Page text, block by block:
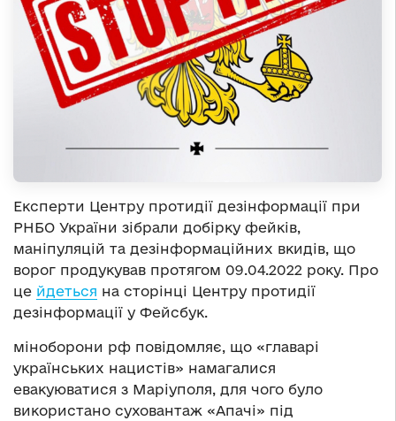
Експерти Центру протидії дезінформації при
РНБО України зібрали добірку фейків,
маніпуляцій та дезінформаційних вкидів, що
ворог продукував протягом 09.04.2022 року. Про
це йдеться на сторінці Центру протидії
дезінформації у Фейсбук.
міноборони рф повідомляє, що «главарі
українських нацистів» намагалися
евакуюватися з Маріуполя, для чого було
використано суховантаж «Апачі» під